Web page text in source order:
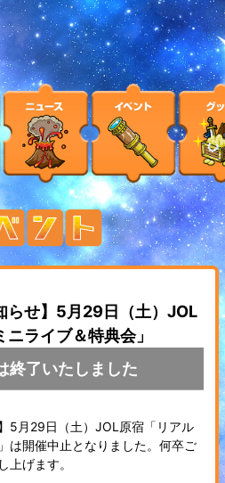
らせ】5月29日（土）JOL
ライブ＆特典会」
終了いたしました
5月29日（土）JOL原宿「リアル
は開催中止となりました。何卒ご
上げます。